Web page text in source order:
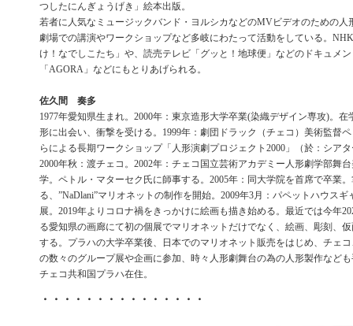
つしたにんぎょうげき」絵本出版。
若者に人気なミュージックバンド・ヨルシカなどのMVビデオのための人
劇場での講演やワークショップなど多岐にわたって活動をしている。
け！なでしこたち」や、読売テレビ「グッと！地球便」などのドキュメ
「AGORA」などにもとりあげられる。
佐久間 奏多
1977年愛知県生まれ。2000年：東京造形大学卒業(染織デザイン専攻)。在
形に出会い、衝撃を受ける。1999年：劇団ドラック（チェコ）美術監督
らによる長期ワークショップ「人形演劇プロジェクト2000」（於：シア
2000年秋：渡チェコ。2002年：チェコ国立芸術アカデミー人形劇学部舞
学。ペトル・マターセク氏に師事する。2005年：同大学院を首席で卒業
る、”NaDlani”マリオネットの制作を開始。2009年3月：パペットハウス
展。2019年よりコロナ禍をきっかけに絵画も描き始める。最近では今年
る愛知県の画廊にて初の個展でマリオネットだけでなく、絵画、彫刻、
する。プラハの大学卒業後、日本でのマリオネット販売をはじめ、チェ
の数々のグループ展や企画に参加、時々人形劇舞台の為の人形製作など
チェコ共和国プラハ在住。
・・・・・・・・・・・・・・・